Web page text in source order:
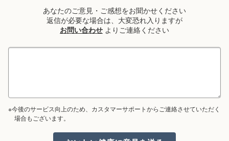
あなたのご意見・ご感想をお聞かせください
返信が必要な場合は、大変恐れ入りますが
お問い合わせ よりご連絡ください
※今後のサービス向上のため、カスタマーサポートからご連絡させていただく
場合もございます。